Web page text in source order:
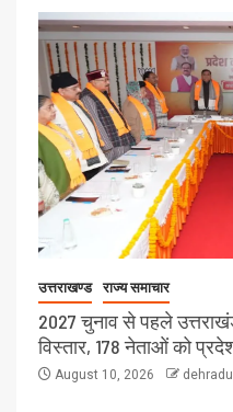
उत्तराखण्ड राज्य समाचार
2027 चुनाव से पहले
विस्तार, 178 नेताओं को प्रदेश
August 10, 2026